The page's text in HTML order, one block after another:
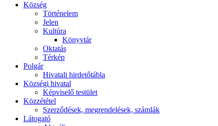
Község
Történelem
Jelen
Kultúra
Könyvtár
Oktatás
Térkép
Polgár
Hivatali hirdetőtábla
Községi hivatal
Képviselő testület
Közzététel
Szerződések, megrendelések, számlák
Látogató